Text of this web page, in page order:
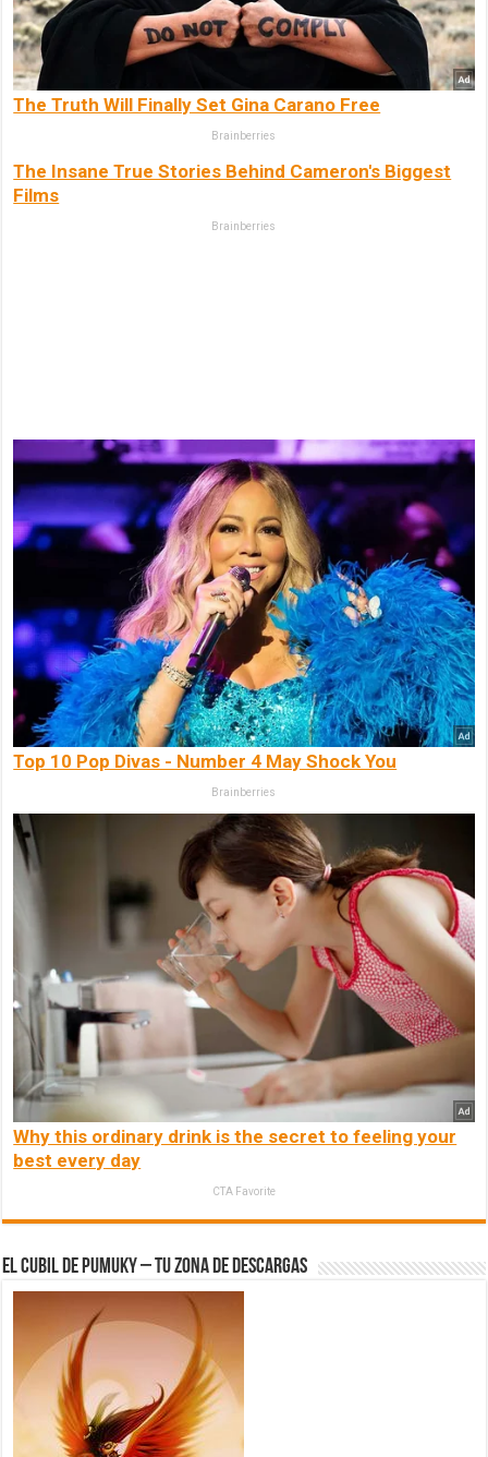
The Truth Will Finally Set Gina Carano Free
Brainberries
The Insane True Stories Behind Cameron's Biggest
Films
Brainberries
Top 10 Pop Divas - Number 4 May Shock You
Brainberries
Why this ordinary drink is the secret to feeling your
best every day
CTA Favorite
El Cubil de Pumuky – Tu zona de Descargas